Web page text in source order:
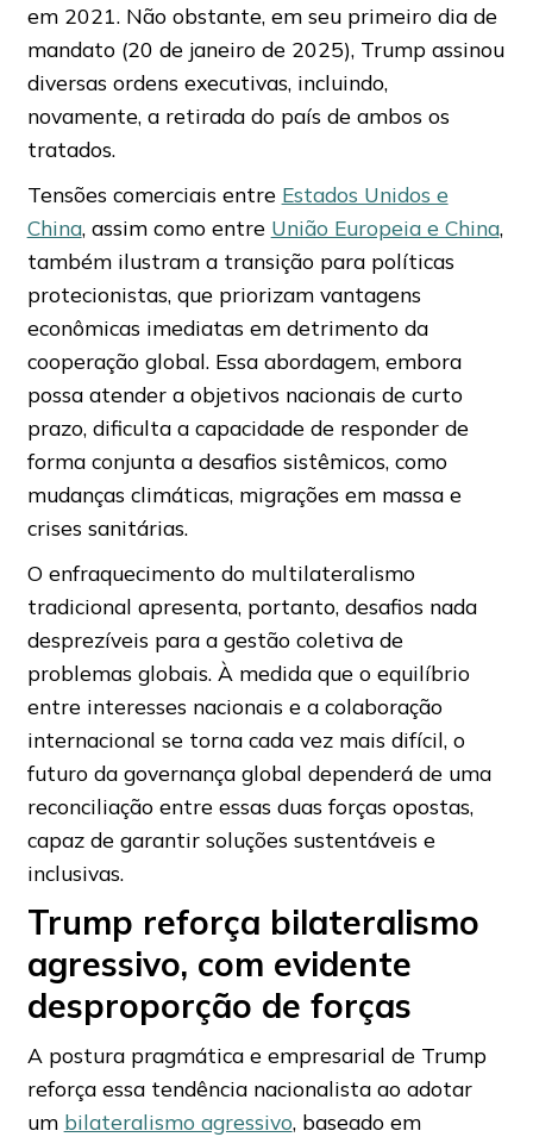
em 2021. Não obstante, em seu primeiro dia de
mandato (20 de janeiro de 2025), Trump assinou
diversas ordens executivas, incluindo,
novamente, a retirada do país de ambos os
tratados.
Tensões comerciais entre Estados Unidos e
China, assim como entre União Europeia e China,
também ilustram a transição para políticas
protecionistas, que priorizam vantagens
econômicas imediatas em detrimento da
cooperação global. Essa abordagem, embora
possa atender a objetivos nacionais de curto
prazo, dificulta a capacidade de responder de
forma conjunta a desafios sistêmicos, como
mudanças climáticas, migrações em massa e
crises sanitárias.
O enfraquecimento do multilateralismo
tradicional apresenta, portanto, desafios nada
desprezíveis para a gestão coletiva de
problemas globais. À medida que o equilíbrio
entre interesses nacionais e a colaboração
internacional se torna cada vez mais difícil, o
futuro da governança global dependerá de uma
reconciliação entre essas duas forças opostas,
capaz de garantir soluções sustentáveis e
inclusivas.
Trump reforça bilateralismo
agressivo, com evidente
desproporção de forças
A postura pragmática e empresarial de Trump
reforça essa tendência nacionalista ao adotar
um bilateralismo agressivo, baseado em